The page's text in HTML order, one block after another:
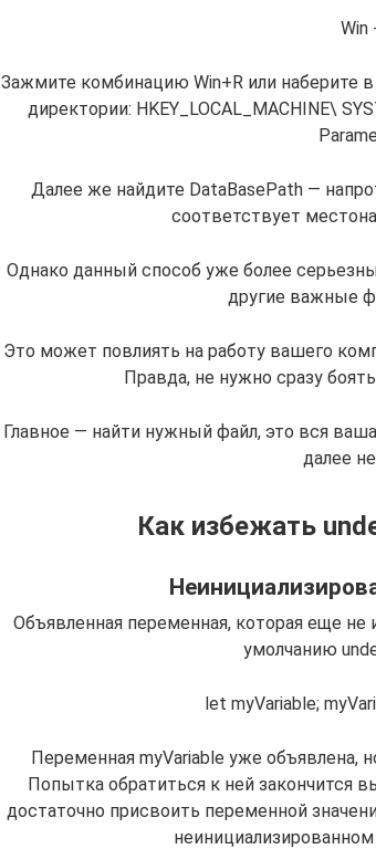
Win
Зажмите комбинацию Win+R или наберите
директории: HKEY_LOCAL_MACHINE\
Далее же найдите DataBasePath —
соответствует
Однако данный способ уже более
другие важные
Это может повлиять на работу вашего
Правда, не нужно сразу
Главное — найти нужный файл, это вся
далее
Как избежать
Объявленная переменная, которая еще не
умолчанию
let myVariable;
Переменная myVariable уже объявлена,
Попытка обратиться к ней закончится
достаточно присвоить переменной